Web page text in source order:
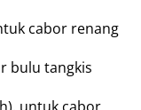
cabor renang
bulu tangkis